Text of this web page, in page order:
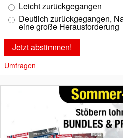
Leicht zurückgegangen
Deutlich zurückgegangen,
eine große Herausforderung
Umfragen